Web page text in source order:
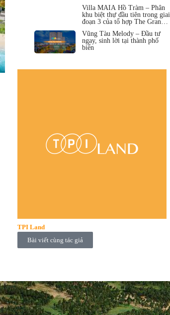
Villa MAIA Hồ Tràm – Phân
khu biệt thự đầu tiên trong giai
đoạn 3 của tổ hợp The Grand
Vũng Tàu Melody – Đầu tư
ngay, sinh lời tại thành phố
biển
TPI Land
Bài viết cùng tác giả